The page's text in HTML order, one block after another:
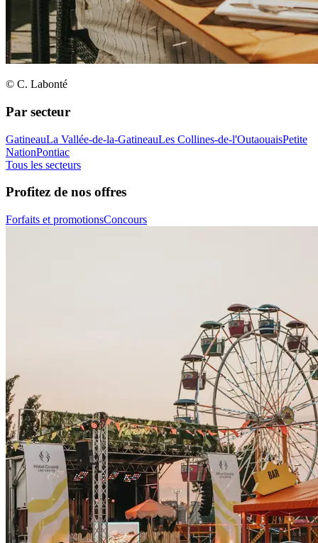
© C. Labonté
Par secteur
GatineauLa Vallée-de-la-GatineauLes Collines-de-l'OutaouaisPetite
NationPontiac
Tous les secteurs
Profitez de nos offres
Forfaits et promotionsConcours